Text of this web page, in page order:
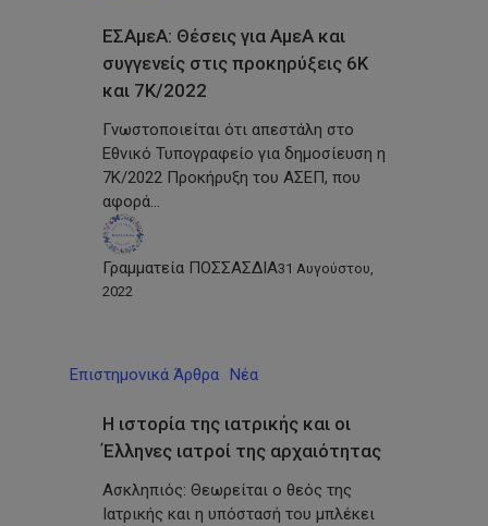
ΕΣΑμεΑ: Θέσεις για ΑμεΑ και
συγγενείς στις προκηρύξεις 6Κ
και 7Κ/2022
Γνωστοποιείται ότι απεστάλη στο
Εθνικό Τυπογραφείο για δημοσίευση η
7K/2022 Προκήρυξη του ΑΣΕΠ, που
αφορά…
Γραμματεία ΠΟΣΣΑΣΔΙΑ31 Αυγούστου,
2022
Επιστημονικά Άρθρα Νέα
Η ιστορία της ιατρικής και οι
Έλληνες ιατροί της αρχαιότητας
Ασκληπιός: Θεωρείται ο θεός της
Ιατρικής και η υπόστασή του μπλέκει